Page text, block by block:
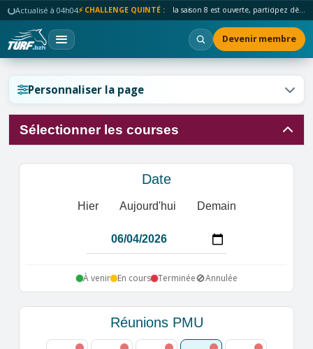
Actualisé à 04h04⚡ CHALLENGE QUINTÉ : la saison 8 est ouverte, participez dès maintenant !
Devenir membre
Personnaliser la page
Sélectionner les courses
Date
Hier Aujourd'hui Demain
À venir En cours Terminée🚫Annulée
Réunions PMU
Réinitialiser l'affichage ?
Réinitialiser